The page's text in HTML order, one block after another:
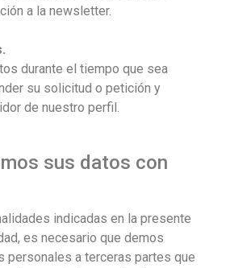
a la newsletter.
durante el tiempo que sea
su solicitud o petición y
de nuestro perfil.
sus datos con
indicadas en la presente
es necesario que demos
personales a terceras partes que